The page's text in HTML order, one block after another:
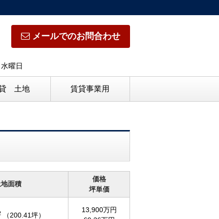
メールでのお問合わせ
曜日
土地 賃貸事業用
面積
価格
坪単価
（200.41坪）
13,900万円